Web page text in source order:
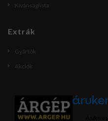
Kívánságlista
Extrák
Gyártók
Akciók